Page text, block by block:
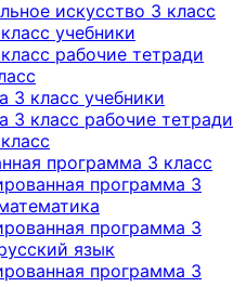
искусство 3 класс
учебники
рабочие тетради
3 класс учебники
3 класс рабочие тетради
программа 3 класс
программа 3
программа 3
язык
программа 3